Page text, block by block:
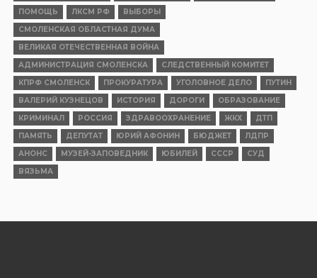
ПОМОЩЬ
ЛКСМ РФ
ВЫБОРЫ
СМОЛЕНСКАЯ ОБЛАСТНАЯ ДУМА
ВЕЛИКАЯ ОТЕЧЕСТВЕННАЯ ВОЙНА
АДМИНИСТРАЦИЯ СМОЛЕНСКА
СЛЕДСТВЕННЫЙ КОМИТЕТ
КПРФ СМОЛЕНСК
ПРОКУРАТУРА УГОЛОВНОЕ ДЕЛО
ПУТИН
ВАЛЕРИЙ КУЗНЕЦОВ
ИСТОРИЯ ДОРОГИ
ОБРАЗОВАНИЕ
КРИМИНАЛ
РОССИЯ ЗДРАВООХРАНЕНИЕ ЖКХ
ДТП
ПАМЯТЬ
ДЕПУТАТ ЮРИЙ АФОНИН БЮДЖЕТ
ЛДПР
АНОНС
МУЗЕЙ-ЗАПОВЕДНИК ЮБИЛЕЙ СССР
СУД
ВЯЗЬМА